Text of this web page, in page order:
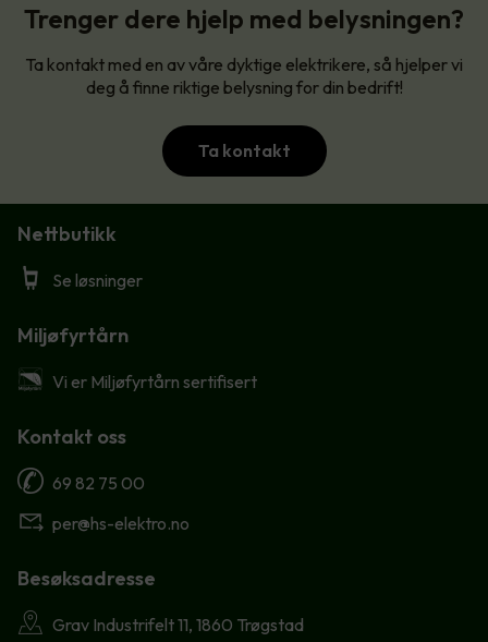
Trenger dere hjelp med belysningen?
Ta kontakt med en av våre dyktige elektrikere, så hjelper vi
deg å finne riktige belysning for din bedrift!
Ta kontakt
Nettbutikk
Se løsninger
Miljøfyrtårn
Vi er Miljøfyrtårn sertifisert
Kontakt oss
69 82 75 00
per@hs-elektro.no
Besøksadresse
Grav Industrifelt 11, 1860 Trøgstad